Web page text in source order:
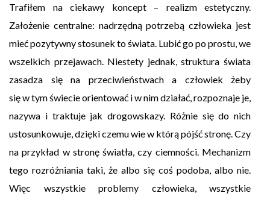
Trafiłem na ciekawy koncept – realizm estetyczny.
Założenie centralne: nadrzędną potrzebą człowieka jest
mieć pozytywny stosunek to świata. Lubić go po prostu, we
wszelkich przejawach. Niestety jednak, struktura świata
zasadza się na przeciwieństwach a człowiek żeby
się w tym świecie orientować i w nim działać, rozpoznaje je,
nazywa i traktuje jak drogowskazy. Różnie się do nich
ustosunkowuje, dzięki czemu wie w którą pójść stronę. Czy
na przykład w stronę światła, czy ciemności. Mechanizm
tego rozróżniania taki, że albo się coś podoba, albo nie.
Więc wszystkie problemy człowieka, wszystkie